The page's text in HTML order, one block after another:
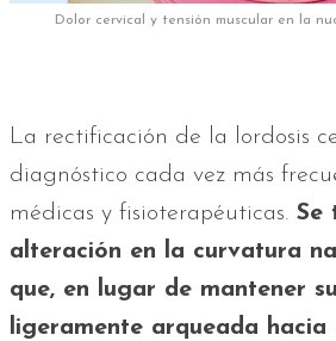
Dolor cervical y tensión muscular en la
La rectificación de la lordosis
diagnóstico cada vez más
médicas y fisioterapéuticas. Se
alteración en la curvatura
que, en lugar de mantener
ligeramente arqueada hacia